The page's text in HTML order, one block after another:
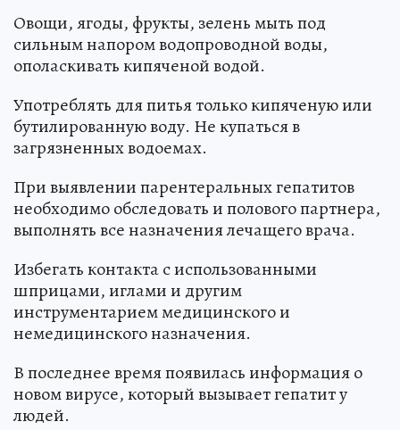
Овощи, ягоды, фрукты, зелень мыть под
сильным напором водопроводной воды,
ополаскивать кипяченой водой.
Употреблять для питья только кипяченую или
бутилированную воду. Не купаться в
загрязненных водоемах.
При выявлении парентеральных гепатитов
необходимо обследовать и полового партнера,
выполнять все назначения лечащего врача.
Избегать контакта с использованными
шприцами, иглами и другим
инструментарием медицинского и
немедицинского назначения.
В последнее время появилась информация о
новом вирусе, который вызывает гепатит у
людей.